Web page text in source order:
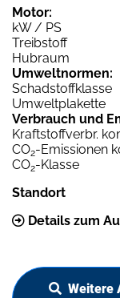
Motor:
kW / PS
Treibstoff
Hubraum
Umweltnormen:
Schadstoffklasse
Umweltplakette
Verbrauch und
Kraftstoffverbr.
CO2-Emissionen
CO2-Klasse
Standort
Details zum
Weitere